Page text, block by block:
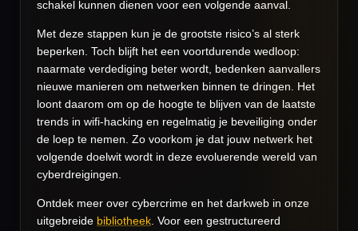
schakel kunnen dienen voor een volgende aanval.
Met deze stappen kun je de grootste risico’s al sterk
beperken. Toch blijft het een voortdurende wedloop:
naarmate verdediging beter wordt, bedenken aanvallers
nieuwe manieren om netwerken binnen te dringen. Het
loont daarom om op de hoogte te blijven van de laatste
trends in wifi-hacking en regelmatig je beveiliging onder
de loep te nemen. Zo voorkom je dat jouw netwerk het
volgende doelwit wordt in deze evoluerende wereld van
cyberdreigingen.
Ontdek meer over cybercrime en het darkweb in onze
uitgebreide bibliotheek. Voor een gestructureerd